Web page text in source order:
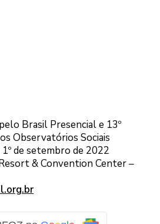
Brasil Presencial e 13º
Observatórios Sociais
de setembro de 2022
& Convention Center –